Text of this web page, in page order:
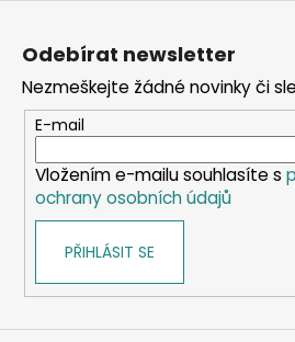
Z
Odebírat newsletter
Nezmeškejte žádné novinky či
E-mail
Vložením e-mailu souhlasíte s
ochrany osobních údajů
PŘIHLÁSIT SE